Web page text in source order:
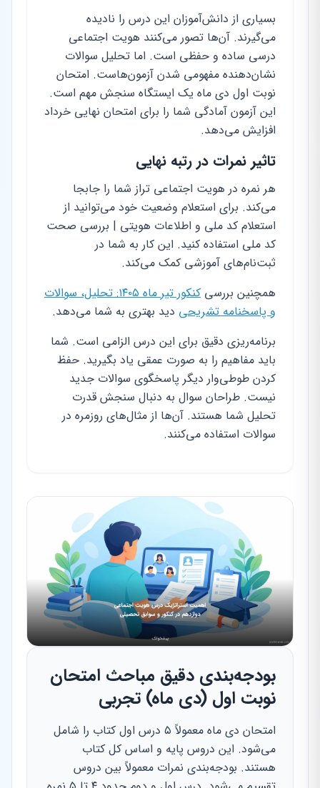
بسیاری از دانش‌آموزان این درس را نادیده
می‌گیرند. آن‌ها تصور می‌کنند هویت اجتماعی
درسی ساده و حفظی است. اما تحلیل سوالات
نشان‌دهنده مفهومی شدن آزمون‌هاست. امتحان
نوبت اول دی ماه یک ایستگاه سنجش مهم است.
این آزمون آمادگی شما را برای امتحان نهایی خرداد
افزایش می‌دهد.
تاثیر نمرات در رتبه نهایی
هر نمره در هویت اجتماعی تراز شما را جابجا
می‌کند. برای استعلام وضعیت خود می‌توانید از
استعلام کد ملی و اطلاعات هویتی | بررسی صحت
کد ملی استفاده کنید. این کار به شما در
ثبت‌نام‌های آموزشی کمک می‌کند.
همچنین بررسی
کنکور تیر ماه ۱۴۰۵: تحلیل، سوالات
و پاسخنامه تشریحی دید بهتری به شما می‌دهد.
برنامه‌ریزی دقیق برای این درس الزامی است. شما
باید مفاهیم را به صورت عمقی یاد بگیرید. حفظ
کردن طوطی‌وار دیگر پاسخگوی سوالات جدید
نیست. طراحان سوال به دنبال سنجش قدرت
تحلیل شما هستند. آن‌ها از مثال‌های روزمره در
سوالات استفاده می‌کنند.
بودجه‌بندی دقیق مباحث امتحان
نوبت اول (دی ماه) تجربی
امتحان دی ماه معمولاً ۵ درس اول کتاب را شامل
می‌شود. این دروس پایه و اساس کل کتاب
هستند. بودجه‌بندی نمرات معمولاً بین دروس